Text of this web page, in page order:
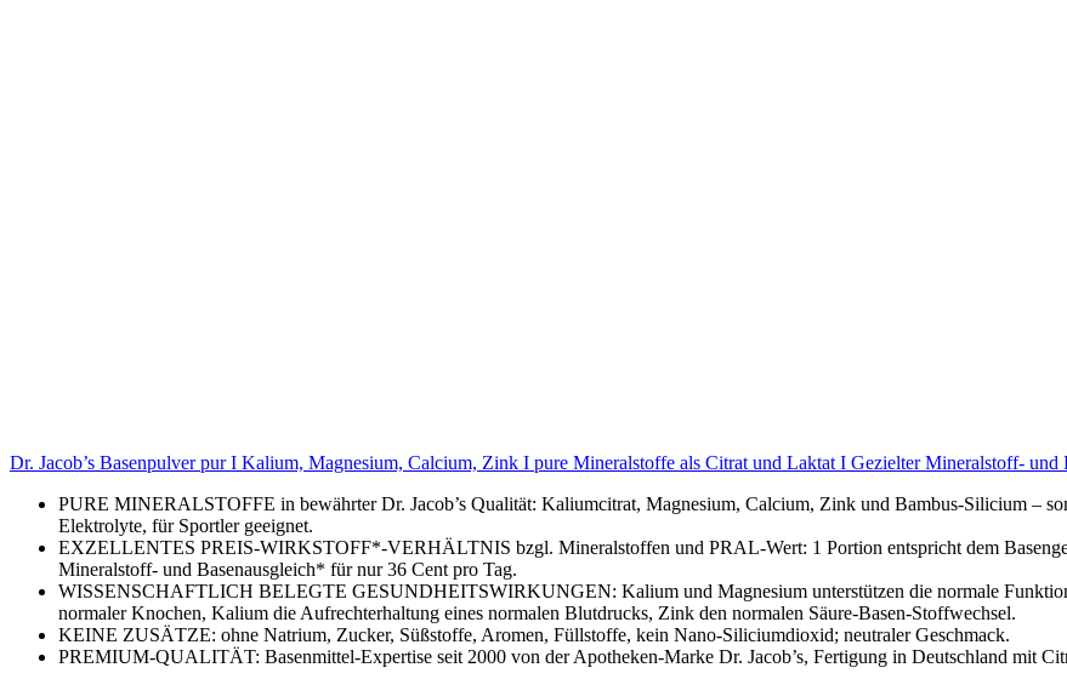
Dr. Jacob’s Basenpulver pur I Kalium, Magnesium, Calcium, Zink I pure Mineralstoffe als Citrat und Laktat I Gezielter Mineralstoff-
PURE MINERALSTOFFE in bewährter Dr. Jacob’s Qualität: Kaliumcitrat, Magnesium, Calcium, Zink und Bambus-Silicium –
Elektrolyte, für Sportler geeignet.
EXZELLENTES PREIS-WIRKSTOFF*-VERHÄLTNIS bzgl. Mineralstoffen und PRAL-Wert: 1 Portion entspricht dem
Mineralstoff- und Basenausgleich* für nur 36 Cent pro Tag.
WISSENSCHAFTLICH BELEGTE GESUNDHEITSWIRKUNGEN: Kalium und Magnesium unterstützen die normale
normaler Knochen, Kalium die Aufrechterhaltung eines normalen Blutdrucks, Zink den normalen Säure-Basen-Stoffwechsel.
KEINE ZUSÄTZE: ohne Natrium, Zucker, Süßstoffe, Aromen, Füllstoffe, kein Nano-Siliciumdioxid; neutraler Geschmack.
PREMIUM-QUALITÄT: Basenmittel-Expertise seit 2000 von der Apotheken-Marke Dr. Jacob’s, Fertigung in Deutschland mit